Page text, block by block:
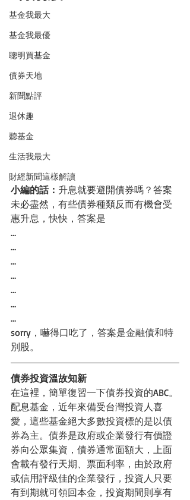
基金我最大
基金我最優
聰明買基金
債券天地
新聞點評
退休趣
聽基金
生活我最大
財經新聞這樣解讀
小編的話： 升息就要避開債券嗎？答案
未必盡然，有些債券種類反而有機會受
惠升息，快快，答案是
…
…
…
…
…
…
…
sorry，嚇得口吃了，答案是金融債和特
別股。
債券投資溫故知新
在這裡，簡單復習一下債券投資的ABC。
配息基金，近年來備受台灣投資人喜
愛，這些基金絕大多數投資標的是以債
券為主。債券是政府或企業發行有價證
券向公眾集資，債券通常面額大，上面
會載有發行天期、票面利率，由於政府
或信用評級佳的企業發行，投資人只要
有到期就可領回本金，投資期間則享有